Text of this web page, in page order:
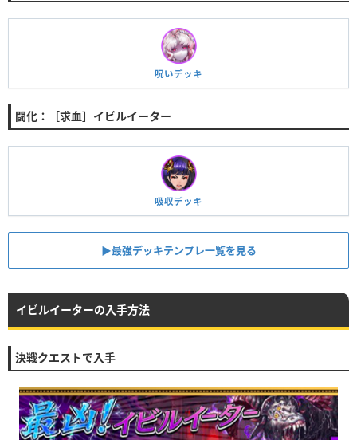
呪いデッキ
闘化：［求血］イビルイーター
吸収デッキ
▶︎最強デッキテンプレ一覧を見る
イビルイーターの入手方法
決戦クエストで入手